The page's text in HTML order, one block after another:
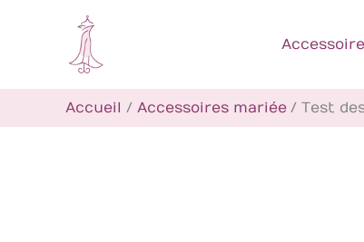
Accueil Accessoires mariée Test